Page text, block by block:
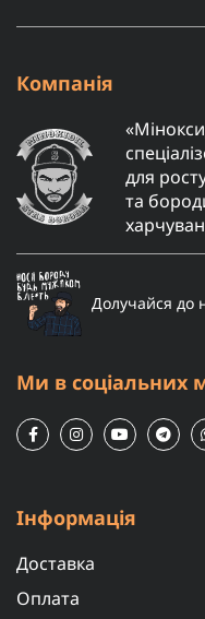
Компанія
для
та
Долучайся до
Ми в соціальних
Інформація
Доставка
Оплата